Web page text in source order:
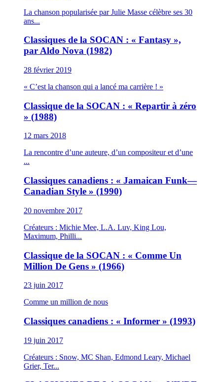
La chanson popularisée par Julie Masse célèbre ses 30
ans...
Classiques de la SOCAN : « Fantasy »,
par Aldo Nova (1982)
28 février 2019
« C’est la chanson qui a lancé ma carrière ! »
Classique de la SOCAN : « Repartir à zéro
» (1988)
12 mars 2018
La rencontre d’une auteure, d’un compositeur et d’une
...
Classiques canadiens : « Jamaican Funk—
Canadian Style » (1990)
20 novembre 2017
Créateurs : Michie Mee, L.A. Luv, King Lou,
Maximum, Philli...
Classique de la SOCAN : « Comme Un
Million De Gens » (1966)
23 juin 2017
Comme un million de nous
Classiques canadiens : « Informer » (1993)
19 juin 2017
Créateurs : Snow, MC Shan, Edmond Leary, Michael
Grier, Ter...